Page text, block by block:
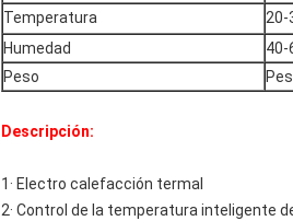
Temperatura
20-
Humedad
40-
Peso
Descripción:
1· Electro calefacción termal
2· Control de la temperatura inteligente